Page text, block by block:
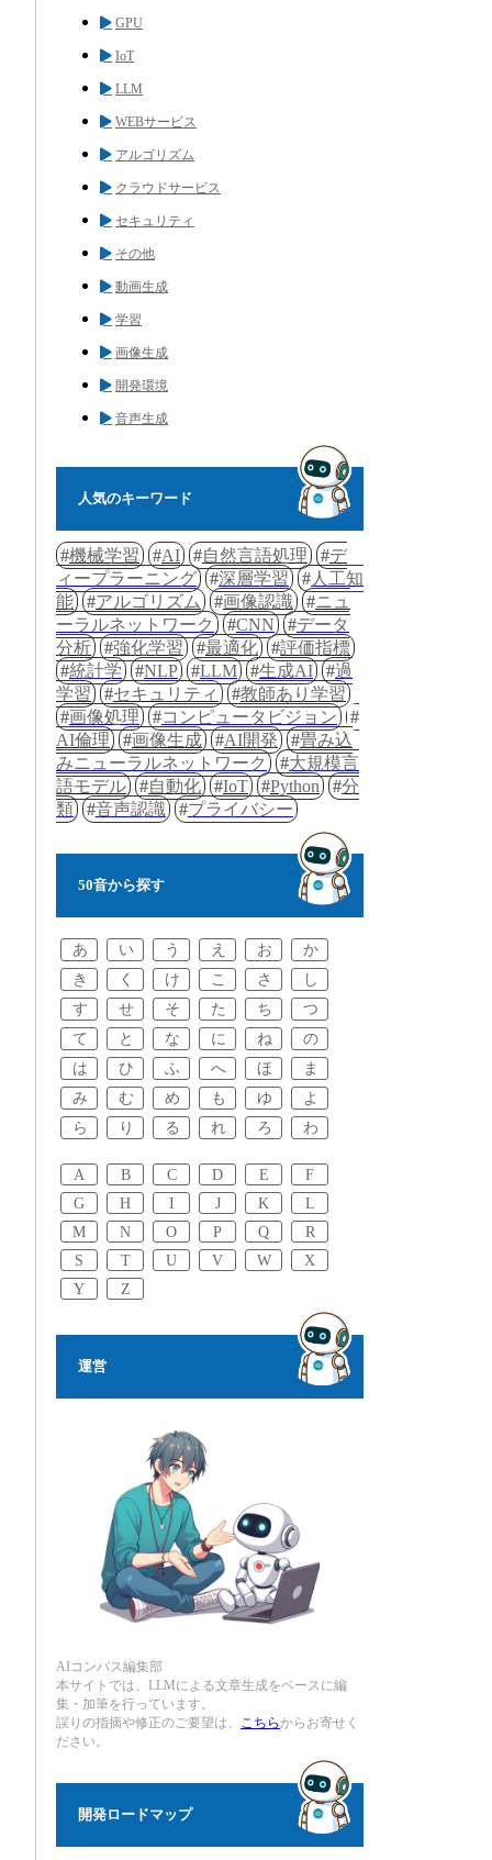
GPU
IoT
LLM
WEBサービス
アルゴリズム
クラウドサービス
セキュリティ
その他
動画生成
学習
画像生成
開発環境
音声生成
人気のキーワード
機械学習 AI 自然言語処理
デ
ィープラーニング
深層学習
人工知
能
アルゴリズム 画像認識
ニュ
ーラルネットワーク
CNN
データ
分析
強化学習 最適化
評価指標
統計学
NLP LLM 生成AI
過
学習
セキュリティ
教師あり学習
画像処理
コンピュータビジョン
AI倫理
画像生成 AI開発
畳み込
みニューラルネットワーク
大規模言
語モデル
自動化 IoT Python
分
類
音声認識 プライバシー
50音から探す
あ い う え お
か
き
く け こ さ
し
す
せ そ た ち
つ
て
と な に ね
の
は
ひ ふ へ ほ
ま
み
む め も ゆ
よ
ら
り る れ ろ わ
A B C D E
F
G
H I J K
L
M
N O P Q
R
S
T U V W
X
Y
Z
運営
AIコンパス編集部
本サイトでは、LLMによる文章生成をベースに編
集・加筆を行っています。
誤りの指摘や修正のご要望は、 こちらからお寄せく
ださい。
開発ロードマップ